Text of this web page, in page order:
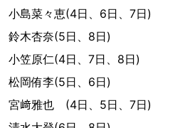
小島菜々恵(4日、6日、7日)
鈴木杏奈(5日、8日)
小笠原仁(4日、7日、8日)
松岡侑李(5日、6日)
宮﨑雅也 (4日、5日、7日)